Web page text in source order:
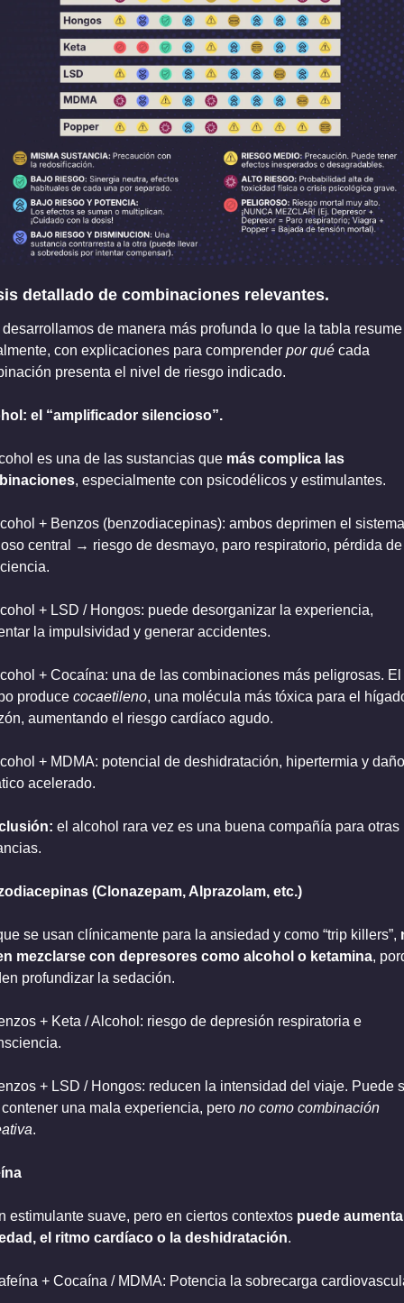
detallado de combinaciones relevantes.
de manera más profunda lo que la tabla resume
con explicaciones para comprender por qué cada
presenta el nivel de riesgo indicado.
el “amplificador silencioso”.
es una de las sustancias que más complica las
, especialmente con psicodélicos y estimulantes.
+ Benzos (benzodiacepinas): ambos deprimen el sistema
central → riesgo de desmayo, paro respiratorio, pérdida de
+ LSD / Hongos: puede desorganizar la experiencia,
la impulsividad y generar accidentes.
+ Cocaína: una de las combinaciones más peligrosas. El
produce cocaetileno, una molécula más tóxica para el
aumentando el riesgo cardíaco agudo.
+ MDMA: potencial de deshidratación, hipertermia y daño
acelerado.
el alcohol rara vez es una buena compañía para otras
(Clonazepam, Alprazolam, etc.)
se usan clínicamente para la ansiedad y como “trip killers”,
mezclarse con depresores como alcohol o ketamina,
profundizar la sedación.
+ Keta / Alcohol: riesgo de depresión respiratoria e
+ LSD / Hongos: reducen la intensidad del viaje. Puede
una mala experiencia, pero no como combinación
.
estimulante suave, pero en ciertos contextos puede
el ritmo cardíaco o la deshidratación.
+ Cocaína / MDMA: Potencia la sobrecarga